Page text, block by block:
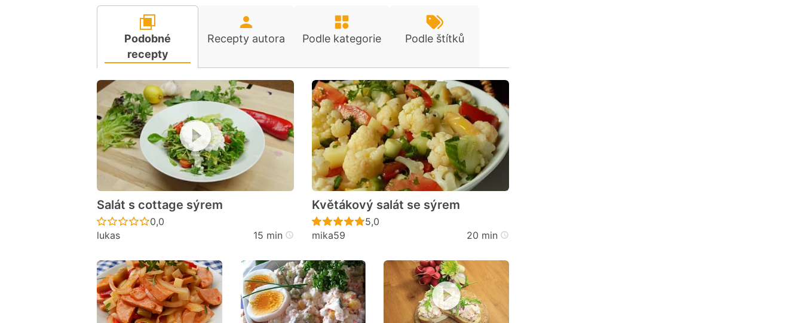
Podobné
recepty
Recepty autora Podle kategorie Podle štítků
Salát s cottage sýrem
Recept ještě nebyl hodnocen
0,0
lukas
15 min
Květákový salát se sýrem
Recept ještě nebyl hodnocen
5,0
mika59
20 min